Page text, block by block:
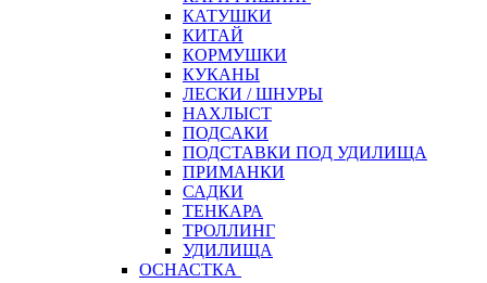
КАТУШКИ
КИТАЙ
КОРМУШКИ
КУКАНЫ
ЛЕСКИ / ШНУРЫ
НАХЛЫСТ
ПОДСАКИ
ПОДСТАВКИ ПОД УДИЛИЩА
ПРИМАНКИ
САДКИ
ТЕНКАРА
ТРОЛЛИНГ
УДИЛИЩА
ОСНАСТКА